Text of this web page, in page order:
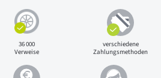
36 000
Verweise
verschiedene
Zahlungsmethoden